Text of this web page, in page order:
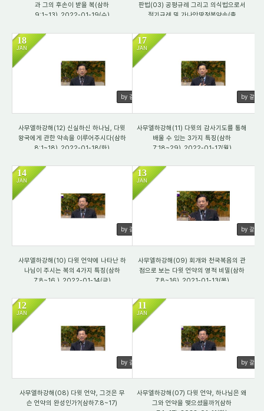
과 그의 후손이 받을 복(삼하
9:1~13)_2022-01-19(수)
판법(03) 공평규례 그리고 의식법으로서
절기규례 및 가나안땅정복약속(출
18
JAN
by 갈렙
사무엘하강해(12) 신실하신 하나님, 다윗
왕국에게 관한 약속을 이루어주시다(삼하
8:1~18)_2022-01-18(화)
17
JAN
by 갈렙
사무엘하강해(11) 다윗의 감사기도를 통해
배울 수 있는 3가지 특징(삼하
7:18~29)_2022-01-17(월)
14
JAN
by 갈렙
사무엘하강해(10) 다윗 언약에 나타난 하
나님이 주시는 복의 4가지 특징(삼하
7:8~16 )_2022-01-14(금)
13
JAN
by 갈렙
3902
사무엘하강해(09) 회개와 천국복음의 관
점으로 보는 다윗 언약의 영적 비밀(삼하
7:8~16)_2021-01-13(목)
12
JAN
by 갈렙
사무엘하강해(08) 다윗 언약, 그것은 무
슨 언약의 완성인가?(삼하7:8~17)
11
JAN
by 갈렙
사무엘하강해(07) 다윗 언약, 하나님은 왜
그와 언약을 맺으셨을까?(삼하